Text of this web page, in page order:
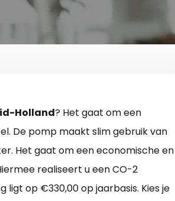
Holland? Het gaat om een
De pomp maakt slim gebruik van
Het gaat om een economische en
realiseert u een CO-2
ligt op €330,00 op jaarbasis. Kies je